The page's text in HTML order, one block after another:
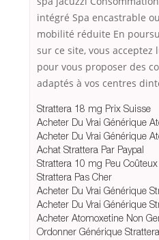
intégré Spa encastrable
mobilité réduite En
sur ce site, vous acceptez
pour vous proposer des
adaptés à vos centres
Strattera 18 mg Prix Suisse
Acheter Du Vrai Générique
Acheter Du Vrai Générique
Achat Strattera Par Paypal
Strattera 10 mg Peu Coûteux
Strattera Pas Cher
Acheter Du Vrai Générique
Acheter Du Vrai Générique
Acheter Atomoxetine Non
Ordonner Générique